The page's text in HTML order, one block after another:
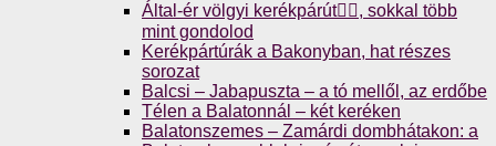
Által-ér völgyi kerékpárút🚴‍♀️, sokkal több
mint gondolod
Kerékpártúrák a Bakonyban, hat részes
sorozat
Balcsi – Jabapuszta – a tó mellől, az erdőbe
Télen a Balatonnál – két keréken
Balatonszemes – Zamárdi dombhátakon: a